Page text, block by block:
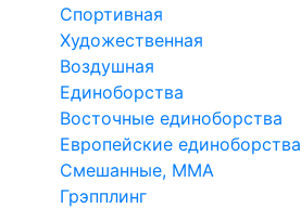
Спортивная
Художественная
Воздушная
Единоборства
Восточные единоборства
Европейские единоборства
Смешанные, ММА
Грэпплинг